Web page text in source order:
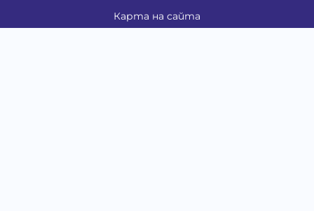
Карта на сайта